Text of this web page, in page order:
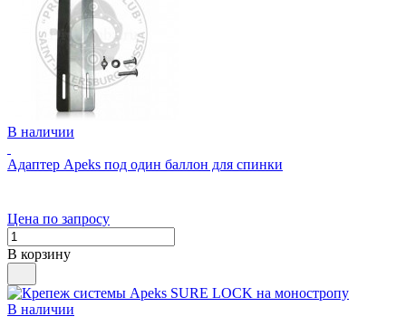
В наличии
Адаптер Apeks под один баллон для спинки
Цена по запросу
В корзину
В наличии